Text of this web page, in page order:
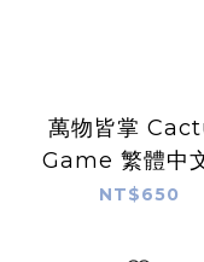
萬物皆掌
Game 繁體中
NT$650